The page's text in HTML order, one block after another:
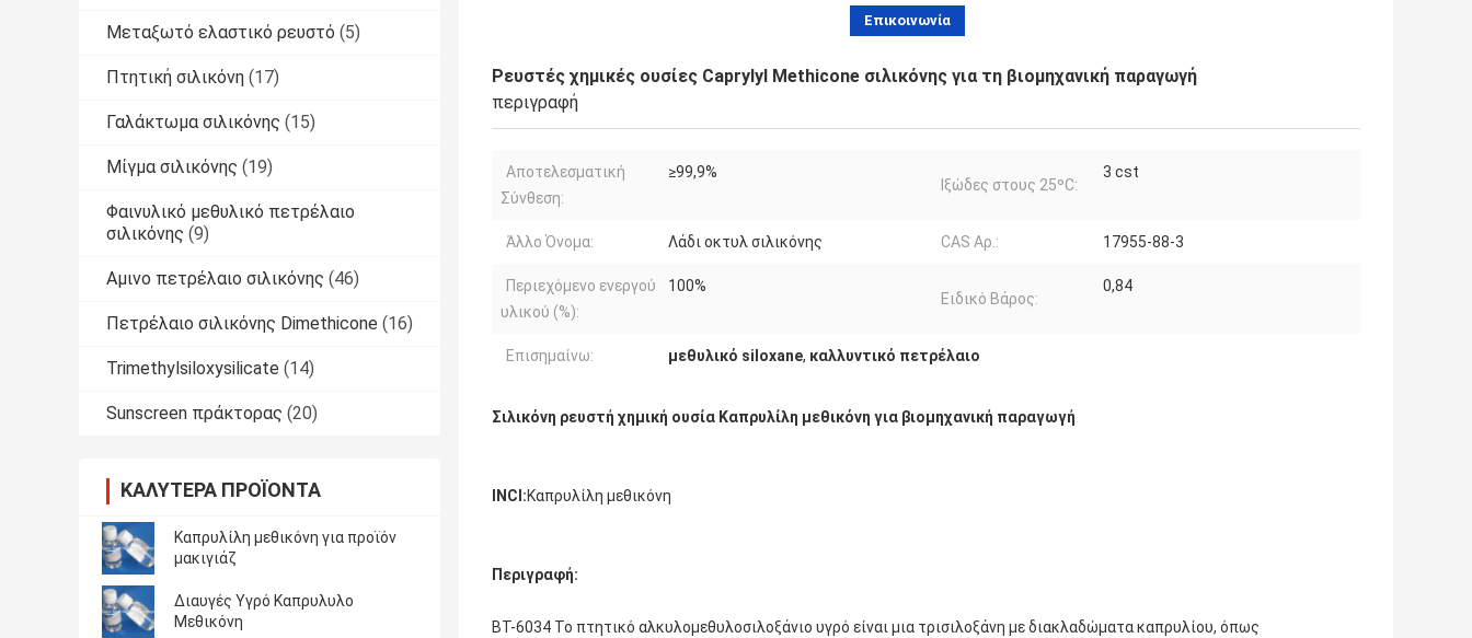
Μεταξωτό ελαστικό ρευστό (5)
Πτητική σιλικόνη (17)
Γαλάκτωμα σιλικόνης (15)
Μίγμα σιλικόνης (19)
Φαινυλικό μεθυλικό πετρέλαιο
σιλικόνης (9)
Αμινο πετρέλαιο σιλικόνης (46)
Πετρέλαιο σιλικόνης Dimethicone (16)
Trimethylsiloxysilicate (14)
Sunscreen πράκτορας (20)
ΚΑΛΎΤΕΡΑ ΠΡΟΪΌΝΤΑ
Καπρυλίλη μεθικόνη για προϊόν
μακιγιάζ
Διαυγές Υγρό Καπρυλυλο
Μεθικόνη
Επικοινωνία
Ρευστές χημικές ουσίες Caprylyl Methicone σιλικόνης για τη βιομηχανική παραγωγή
περιγραφή
Αποτελεσματική
Σύνθεση:
≥99,9%
Ιξώδες στους 25ºC:
3 cst
Άλλο Όνομα: Λάδι οκτυλ σιλικόνης CAS Αρ.: 17955-88-3
Περιεχόμενο ενεργού
υλικού (%):
100%
Ειδικό Βάρος:
0,84
Επισημαίνω: μεθυλικό siloxane, καλλυντικό πετρέλαιο
Σιλικόνη ρευστή χημική ουσία Καπρυλίλη μεθικόνη για βιομηχανική παραγωγή
INCI:Καπρυλίλη μεθικόνη
Περιγραφή:
BT-6034 Το πτητικό αλκυλομεθυλοσιλοξάνιο υγρό είναι μια τρισιλοξάνη με διακλαδώματα καπρυλίου, όπως